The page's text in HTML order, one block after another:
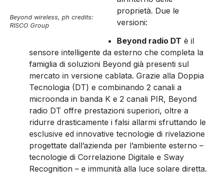
Beyond wireless, ph credits:
RISCO Group
proprietà. Due le
versioni:
Beyond radio DT è il
sensore intelligente da esterno che completa la
famiglia di soluzioni Beyond già presenti sul
mercato in versione cablata. Grazie alla Doppia
Tecnologia (DT) e combinando 2 canali a
microonda in banda K e 2 canali PIR, Beyond
radio DT offre prestazioni superiori, oltre a
ridurre drasticamente i falsi allarmi sfruttando le
esclusive ed innovative tecnologie di rivelazione
progettate dall’azienda per l’ambiente esterno –
tecnologie di Correlazione Digitale e Sway
Recognition – e immunità alla luce solare diretta.